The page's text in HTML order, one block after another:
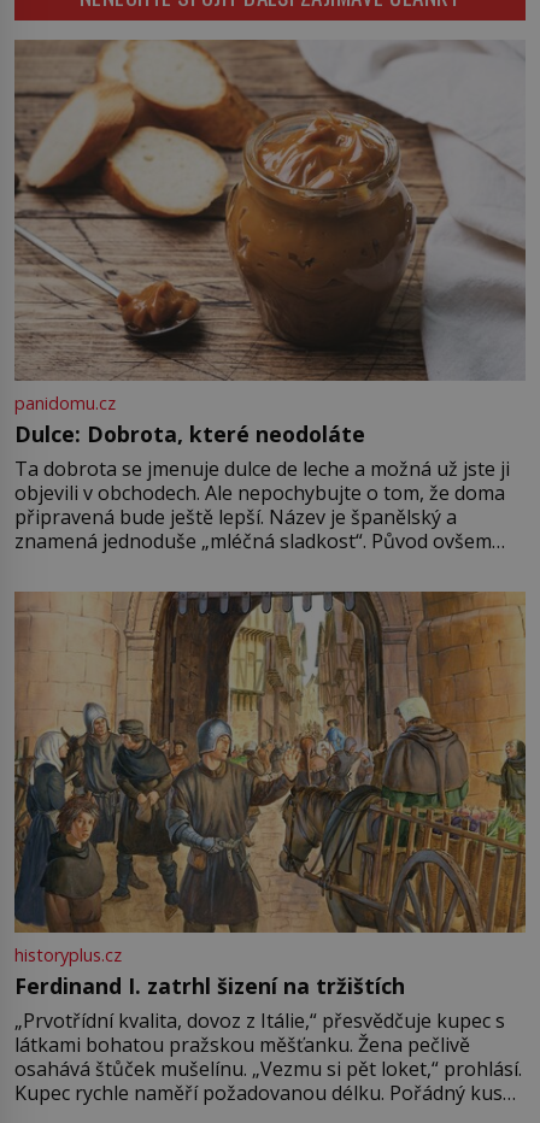
rozbít tuto obecně přijímanou
pravdu na padrť a prohlásit, že to
byl jen životem unavený a drogou
ovládaný muž? Marcus Aurelius byl
zastáncem stoicismu, učení, […]
panidomu.cz
Dulce: Dobrota, které neodoláte
Ta dobrota se jmenuje dulce de leche a možná už jste ji
objevili v obchodech. Ale nepochybujte o tom, že doma
připravená bude ještě lepší. Název je španělský a
znamená jednoduše „mléčná sladkost“. Původ ovšem
pře hned několik latinskoamerických zemí a k tomu
Francie, kde se traduje,
historyplus.cz
Ferdinand I. zatrhl šizení na tržištích
„Prvotřídní kvalita, dovoz z Itálie,“ přesvědčuje kupec s
látkami bohatou pražskou měšťanku. Žena pečlivě
osahává štůček mušelínu. „Vezmu si pět loket,“ prohlásí.
Kupec rychle naměří požadovanou délku. Pořádný kus